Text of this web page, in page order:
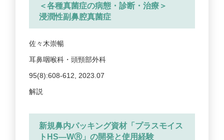
＜各種真菌症の病態・診断・治療＞
浸潤性副鼻腔真菌症
佐々木崇暢
耳鼻咽喉科・頭頸部外科
95(8):608-612, 2023.07
解説
新規鼻内パッキング資材「プラスモイス
トHS―WⓇ」の開発と使用経験